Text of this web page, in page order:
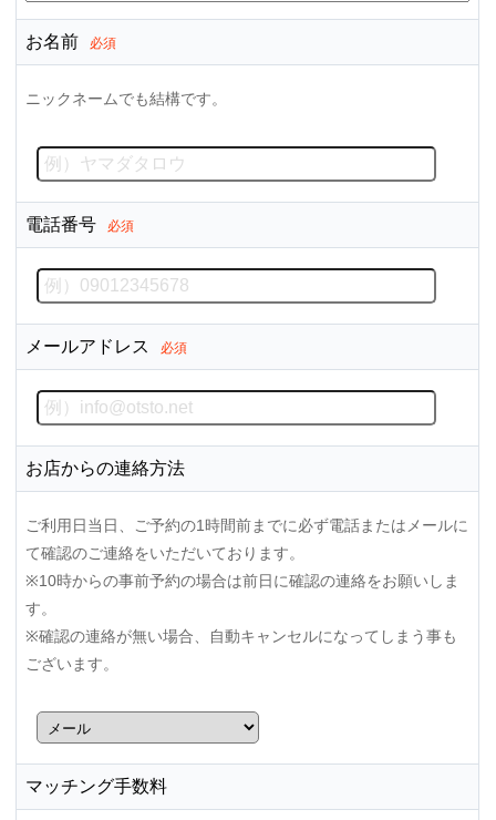
お名前 必須
ニックネームでも結構です。
電話番号 必須
メールアドレス 必須
お店からの連絡方法
ご利用日当日、ご予約の1時間前までに必ず電話またはメールに
て確認のご連絡をいただいております。
※10時からの事前予約の場合は前日に確認の連絡をお願いしま
す。
※確認の連絡が無い場合、自動キャンセルになってしまう事も
ございます。
マッチング手数料